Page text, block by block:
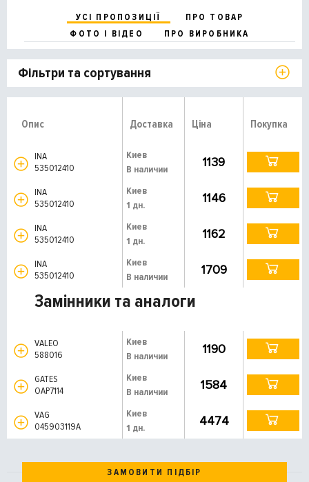
УСІ ПРОПОЗИЦІЇ
ПРО ТОВАР
ФОТО І ВІДЕО
ПРО ВИРОБНИКА
Фільтри та сортування
Опис Доставка Ціна Покупка
INA
535012410
Киев
В наличии
1139
INA
535012410
Киев
1 дн.
1146
INA
535012410
Киев
1 дн.
1162
INA
535012410
Киев
В наличии
1709
Замінники та аналоги
VALEO
588016
Киев
В наличии
1190
GATES
OAP7114
Киев
В наличии
1584
VAG
045903119A
Киев
1 дн.
4474
ЗАМОВИТИ ПІДБІР